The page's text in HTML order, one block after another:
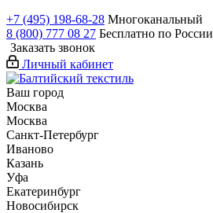
+7 (495) 198-68-28 Многоканальный
8 (800) 777 08 27 Бесплатно по России
Заказать звонок
Личный кабинет
Ваш город
Москва
Москва
Санкт-Петербург
Иваново
Казань
Уфа
Екатеринбург
Новосибирск